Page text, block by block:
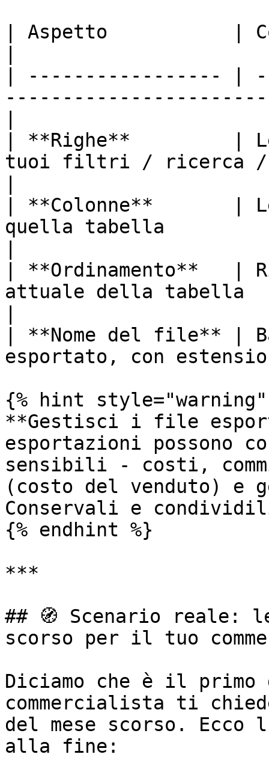
| Aspetto           |
| ----------------- |
| **Righe**         |
tuoi filtri / ricerca /
| **Colonne**       |
quella tabella
| **Ordinamento**   |
attuale della tabella
| **Nome del file** |
esportato, con
{% hint style="warning"
**Gestisci i file
esportazioni possono
sensibili - costi,
(costo del venduto)
Conservali e
{% endhint %}
***
## 🧭 Scenario reale:
scorso per il tuo
Diciamo che è il
commercialista ti
del mese scorso.
alla fine: